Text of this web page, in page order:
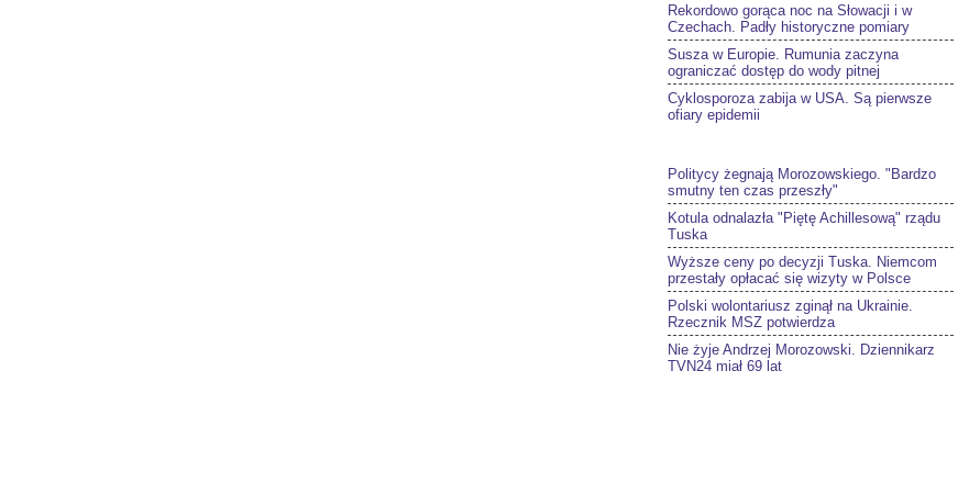
Rekordowo gorąca noc na Słowacji i w
Czechach. Padły historyczne pomiary
Susza w Europie. Rumunia zaczyna
ograniczać dostęp do wody pitnej
Cyklosporoza zabija w USA. Są pierwsze
ofiary epidemii
Politycy żegnają Morozowskiego. "Bardzo
smutny ten czas przeszły"
Kotula odnalazła "Piętę Achillesową" rządu
Tuska
Wyższe ceny po decyzji Tuska. Niemcom
przestały opłacać się wizyty w Polsce
Polski wolontariusz zginął na Ukrainie.
Rzecznik MSZ potwierdza
Nie żyje Andrzej Morozowski. Dziennikarz
TVN24 miał 69 lat